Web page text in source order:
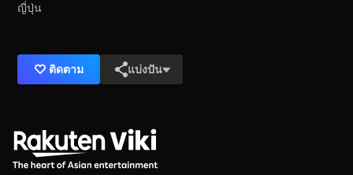
ญี่ปุ่น
ติดตาม แบ่งปัน